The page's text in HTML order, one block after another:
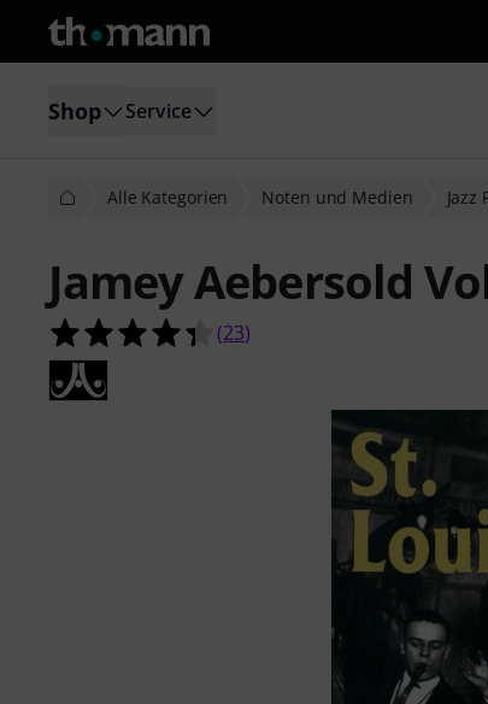
Shop Service
Alle Kategorien Noten und Medien Jazz
Jamey Aebersold
4.3 von 5 Sternen aus 23
(23)